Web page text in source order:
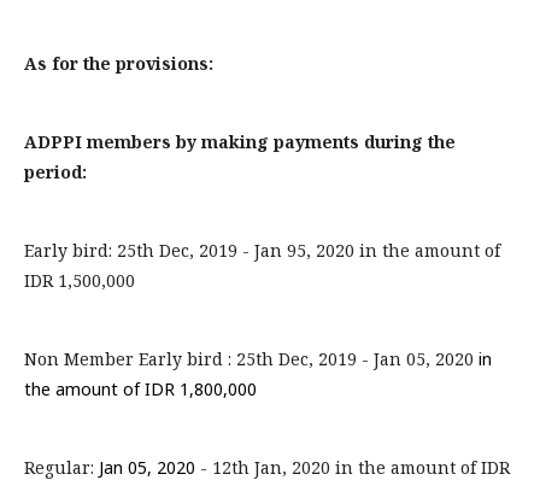
As for the provisions:
ADPPI members by making payments during the
period:
Early bird: 25th Dec, 2019 - Jan 95, 2020 in the amount of
IDR 1,500,000
Non Member Early bird : 25th Dec, 2019 - Jan 05, 2020 in
the amount of IDR 1,800,000
Regular: Jan 05, 2020 - 12th Jan, 2020 in the amount of IDR